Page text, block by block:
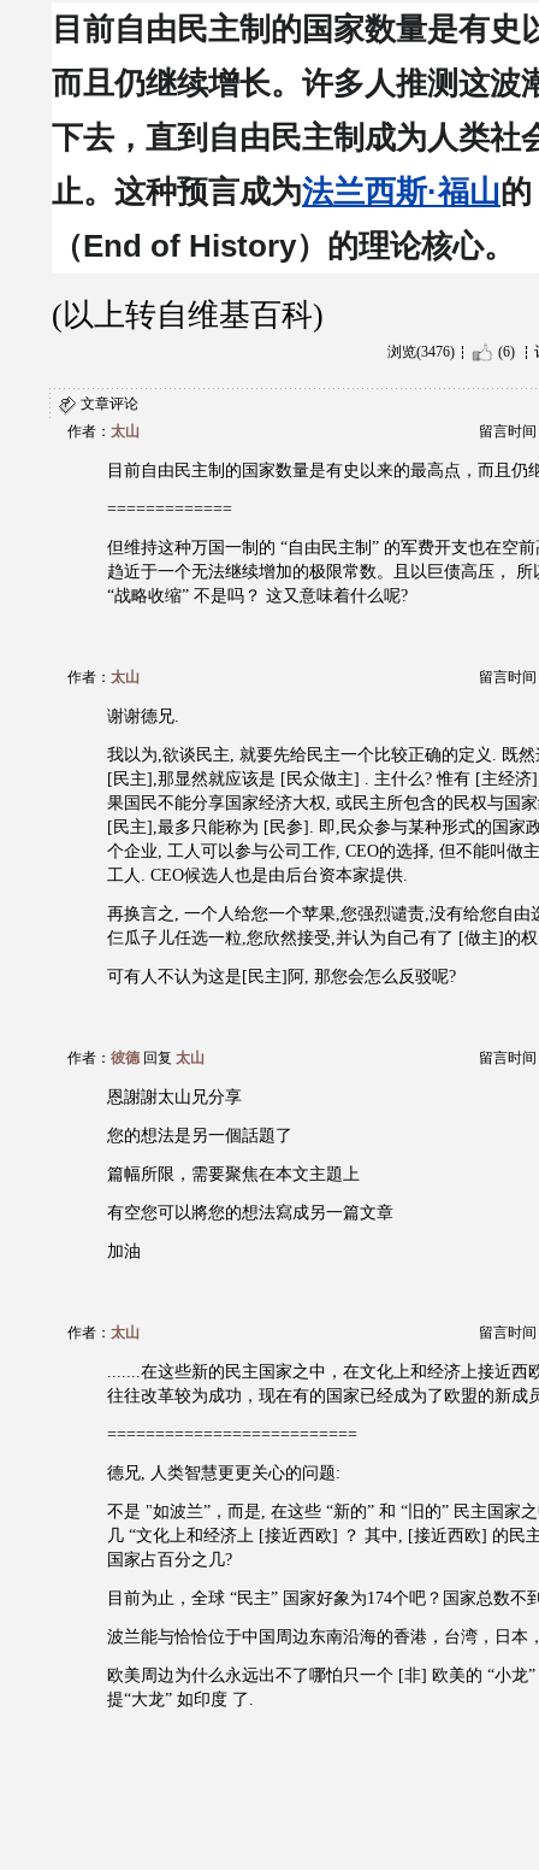
目前自由民主制的国家数量是有史
而且仍继续增长。许多人推测这波
下去，直到自由民主制成为人类社
止。这种预言成为法兰西斯·福山
（End of History）的理论核心。
(以上转自维基百科)
浏览(3476) (6)
文章评论
作者： 太山 留言时间
目前自由民主制的国家数量是有史以来的最高点，而且仍
=============
但维持这种万国一制的 “自由民主制” 的军费开支也在空
趋近于一个无法继续增加的极限常数。且以巨债高压，
“战略收缩” 不是吗？ 这又意味着什么呢?
作者： 太山 留言时间
谢谢德兄.
我以为,欲谈民主, 就要先给民主一个比较正确的定义. 既
[民主],那显然就应该是 [民众做主] . 主什么? 惟有 [主经
果国民不能分享国家经济大权, 或民主所包含的民权与国
[民主],最多只能称为 [民参]. 即,民众参与某种形式的国家
个企业, 工人可以参与公司工作, CEO的选择, 但不能叫做
工人. CEO候选人也是由后台资本家提供.
再换言之, 一个人给您一个苹果,您强烈谴责,没有给您自由
仨瓜子儿任选一粒,您欣然接受,并认为自己有了 [做主]的权
可有人不认为这是[民主]阿, 那您会怎么反驳呢?
作者： 彼德回复 太山 留言时间
恩謝謝太山兄分享
您的想法是另一個話題了
篇幅所限，需要聚焦在本文主題上
有空您可以將您的想法寫成另一篇文章
加油
作者： 太山 留言时间
.......在这些新的民主国家之中，在文化上和经济上接近西
往往改革较为成功，现在有的国家已经成为了欧盟的新成
==========================
德兄, 人类智慧更更关心的问题:
不是 "如波兰”，而是, 在这些 “新的” 和 “旧的” 民主国家
几 “文化上和经济上 [接近西欧] ？ 其中, [接近西欧] 的民
国家占百分之几?
目前为止，全球 “民主” 国家好象为174个吧？国家总数不
波兰能与恰恰位于中国周边东南沿海的香港，台湾，日本
欧美周边为什么永远出不了哪怕只一个 [非] 欧美的 “小龙
提“大龙” 如印度 了.